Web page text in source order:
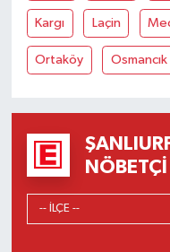
Kargı Laçin
Ortaköy Osmancık